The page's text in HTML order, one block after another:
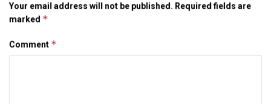
Your email address will not be published. Required fields are
marked *
Comment *